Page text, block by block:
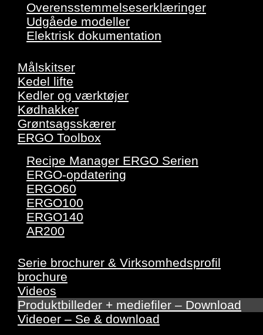
Overensstemmelseserklæringer
Udgåede modeller
Elektrisk dokumentation
Målskitser
Kedel lifte
Kedler og værktøjer
Kødhakker
Grøntsagsskærer
ERGO Toolbox
Recipe Manager ERGO Serien
ERGO-opdatering
ERGO60
ERGO100
ERGO140
AR200
Serie brochurer & Virksomhedsprofil
brochure
Videos
Produktbilleder + mediefiler – Download
Videoer – Se & download